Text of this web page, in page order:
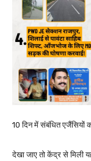
10 दिन में संबंधित एजैंसियों
देखा जाए तो केंद्र से मिली